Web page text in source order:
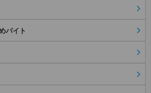
バイト